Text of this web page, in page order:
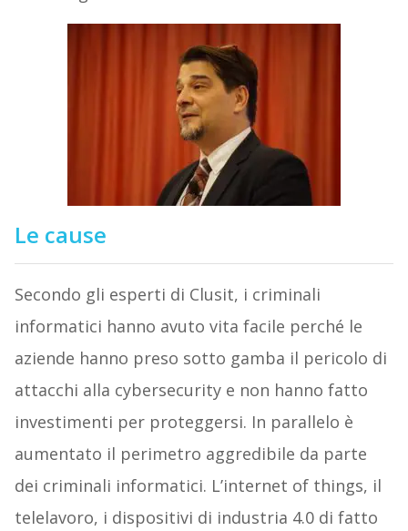
Le cause
Secondo gli esperti di Clusit, i criminali
informatici hanno avuto vita facile perché le
aziende hanno preso sotto gamba il pericolo di
attacchi alla cybersecurity e non hanno fatto
investimenti per proteggersi. In parallelo è
aumentato il perimetro aggredibile da parte
dei criminali informatici. L’internet of things, il
telelavoro, i dispositivi di industria 4.0 di fatto